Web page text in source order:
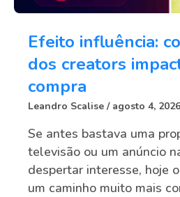
Efeito influência:
dos creators
compra
Leandro Scalise agosto 4, 2026
Se antes bastava uma
televisão ou um anúncio
despertar interesse, hoje
um caminho muito mais